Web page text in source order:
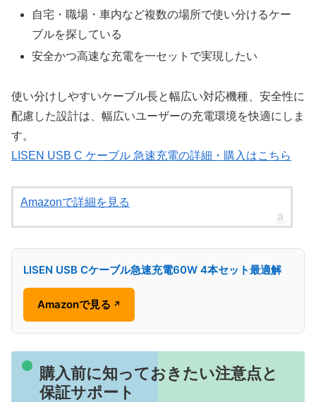
自宅・職場・車内など複数の場所で使い分けるケー
ブルを探している
安全かつ高速な充電を一セットで実現したい
使い分けしやすいケーブル長と幅広い対応機種、安全性に
配慮した設計は、幅広いユーザーの充電環境を快適にしま
す。
LISEN USB C ケーブル 急速充電の詳細・購入はこちら
Amazonで詳細を見る
LISEN USB Cケーブル急速充電60W 4本セット最適解
Amazonで見る ↗
購入前に知っておきたい注意点と
保証サポート